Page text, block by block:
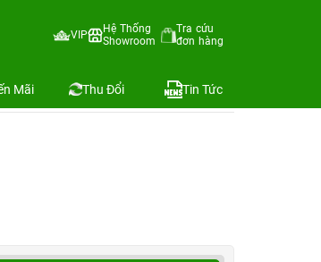
VIP
Hệ Thống
Showroom
Tra cứu
đơn hàng
Mãi Thu Đổi Tin Tức